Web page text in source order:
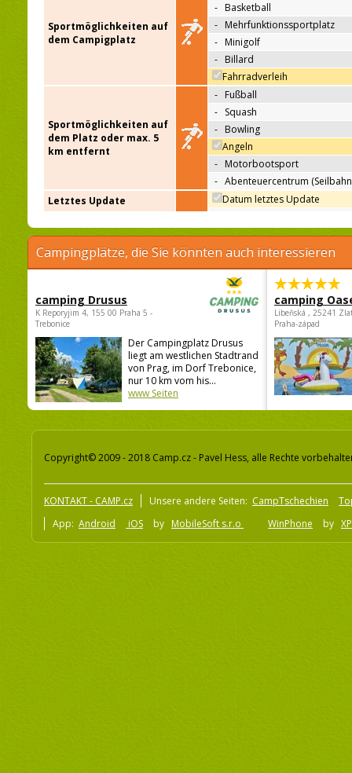
Sportmöglichkeiten auf
dem Campigplatz
- Basketball
- Mehrfunktionssportplatz
- Minigolf
- Billard
Fahrradverleih
Sportmöglichkeiten auf
dem Platz oder max. 5
km entfernt
- Fußball
- Squash
- Bowling
Angeln
- Motorbootsport
- Abenteuercentrum
Letztes Update
Datum letztes Update
Campingplätze, die Sie könnten auch interessieren
camping Drusus
K Reporyjim 4, 155 00 Praha 5 -
Trebonice
Der Campingplatz Drusus
liegt am westlichen Stadtrand
von Prag, im Dorf Trebonice,
nur 10 km vom his...
www Seiten
camping
Libeňská , 25241
Praha-západ
Copyright© 2009 - 2018 Camp.cz - Pavel Hess, alle Rechte
KONTAKT - CAMP.cz Unsere andere Seiten: CampTschechien
App: Android iOS by MobileSoft s.r.o WinPhone by